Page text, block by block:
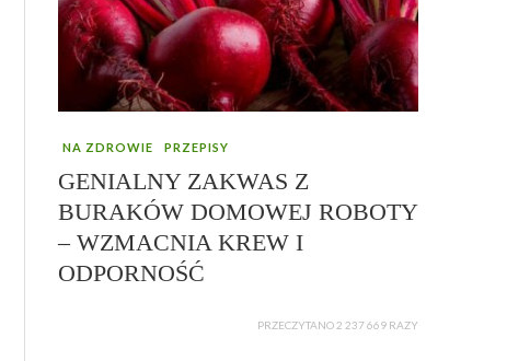
NA ZDROWIE PRZEPISY
GENIALNY ZAKWAS Z
BURAKÓW DOMOWEJ ROBOTY
– WZMACNIA KREW I
ODPORNOŚĆ
PRZECZYTANO 2 237 669 RAZY